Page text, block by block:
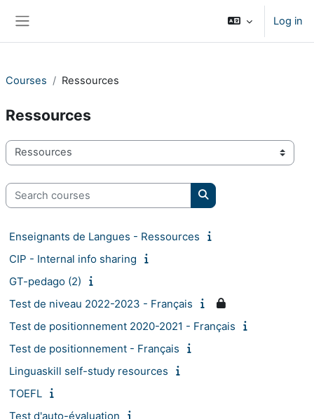
Log in
Courses Ressources
Ressources
Course categories
Search courses
Search courses
Enseignants de Langues - Ressources
CIP - Internal info sharing
GT-pedago (2)
Test de niveau 2022-2023 - Français
Test de positionnement 2020-2021 - Français
Test de positionnement - Français
Linguaskill self-study resources
TOEFL
Test d'auto-évaluation